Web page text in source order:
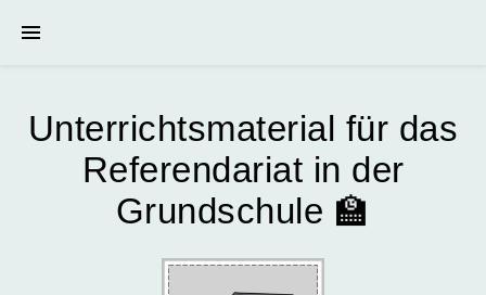
Unterrichtsmaterial für das
Referendariat in der
Grundschule 🏫